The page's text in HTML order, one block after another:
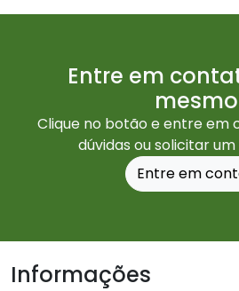
Entre em
Clique no botão e entre
dúvidas ou solicitar
Entre em
Informações